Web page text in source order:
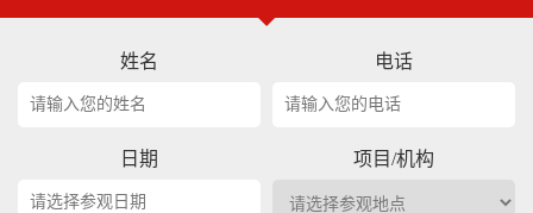
姓名 电话
日期 项目/机构